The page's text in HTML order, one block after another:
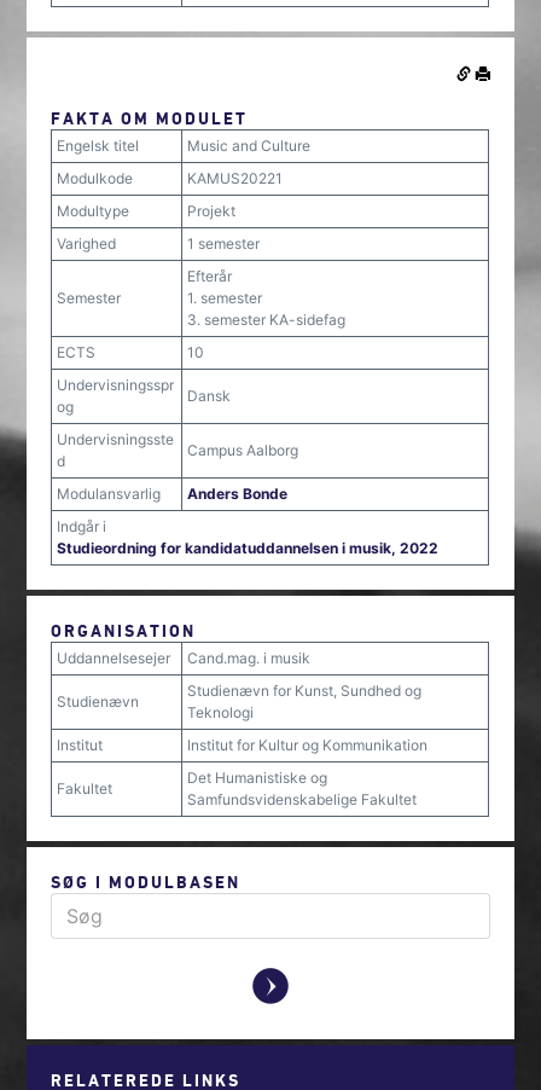
FAKTA OM MODULET
Engelsk titel
Music and Culture
Modulkode
KAMUS20221
Modultype
Projekt
Varighed
1 semester
Semester
Efterår
1. semester
3. semester KA-sidefag
ECTS
10
Undervisningsspr
og
Dansk
Undervisningsste
d
Campus Aalborg
Modulansvarlig
Anders Bonde
Indgår i
Studieordning for kandidatuddannelsen i musik, 2022
ORGANISATION
Uddannelsesejer Cand.mag. i musik
Studienævn
Studienævn for Kunst, Sundhed og
Teknologi
Institut
Institut for Kultur og Kommunikation
Fakultet
Det Humanistiske og
Samfundsvidenskabelige Fakultet
SØG I MODULBASEN
y
RELATEREDE LINKS